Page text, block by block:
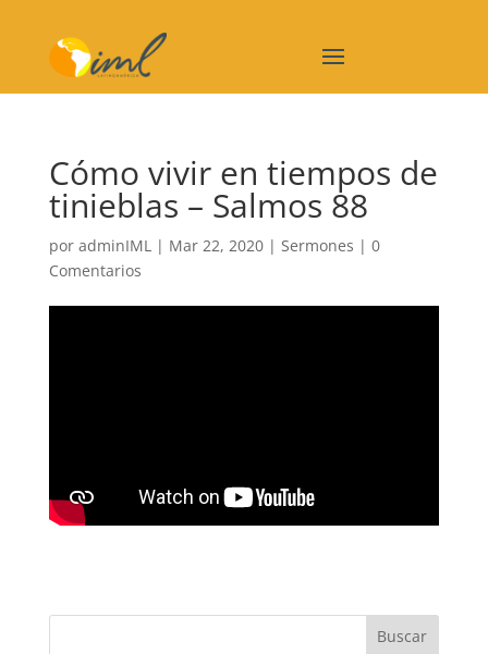
Cómo vivir en tiempos de
tinieblas – Salmos 88
por adminIML| Mar 22, 2020| Sermones | 0
Comentarios